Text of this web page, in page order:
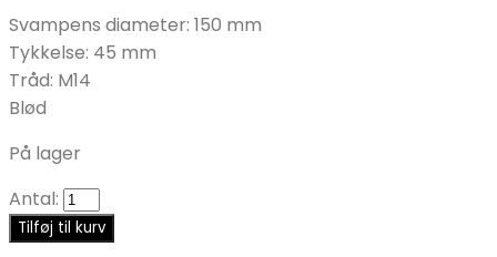
Svampens diameter: 150 mm
Tykkelse: 45 mm
Tråd: M14
Blød
På lager
Antal:
Tilføj til kurv